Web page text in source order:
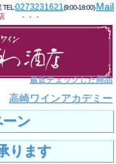
TEL:0273231621(9:00-18:00)Mail
店 ---
最近チェックした商品
高崎ワインアカデミー
ン
ります